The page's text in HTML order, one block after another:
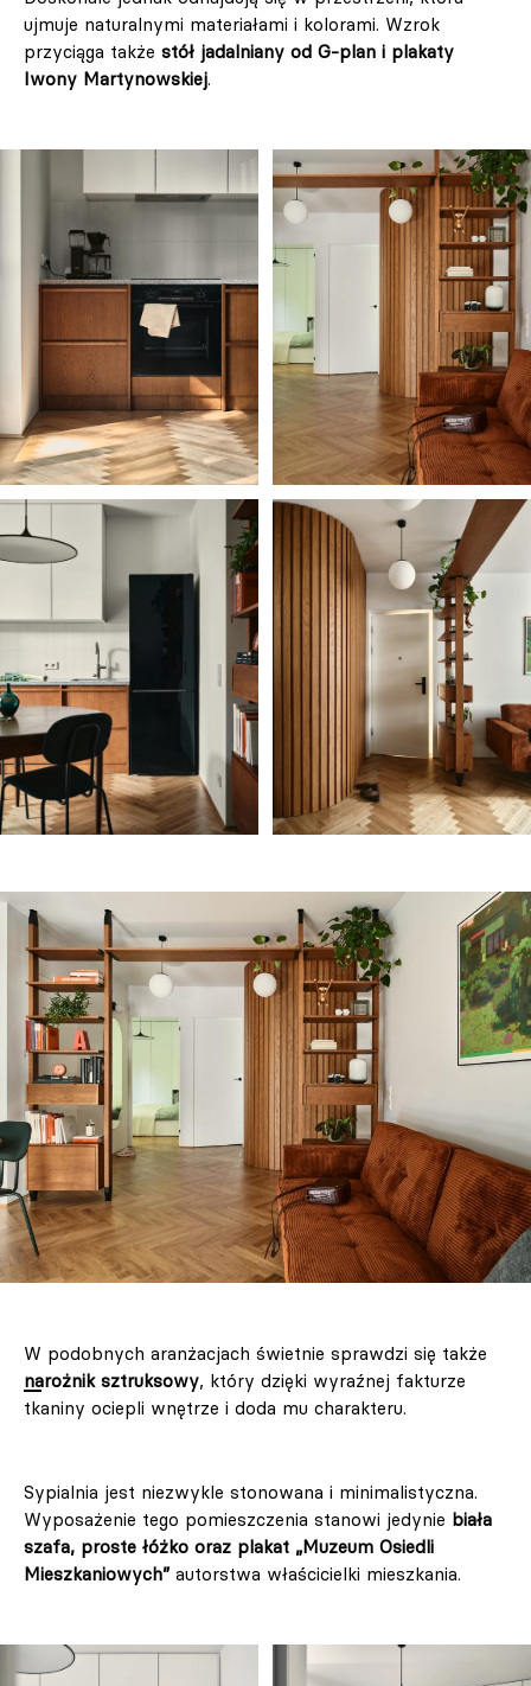
ujmuje naturalnymi materiałami i kolorami. Wzrok
przyciąga także stół jadalniany od G-plan i plakaty
Iwony Martynowskiej.
W podobnych aranżacjach świetnie sprawdzi się także
narożnik sztruksowy, który dzięki wyraźnej fakturze
tkaniny ociepli wnętrze i doda mu charakteru.
Sypialnia jest niezwykle stonowana i minimalistyczna.
Wyposażenie tego pomieszczenia stanowi jedynie biała
szafa, proste łóżko oraz plakat „Muzeum Osiedli
Mieszkaniowych” autorstwa właścicielki mieszkania.